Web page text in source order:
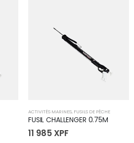
ACTIVITÉS MARINES, FUSILS DE PÊCHE
FUSIL CHALLENGER 0.75M
11 985 XPF